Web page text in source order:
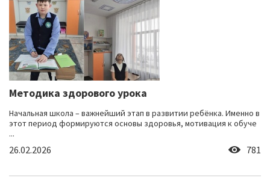
Методика здорового урока
Начальная школа – важнейший этап в развитии ребёнка. Именно в
этот период формируются основы здоровья, мотивация к обуче
...
26.02.2026 781